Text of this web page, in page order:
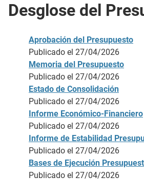
Desglose del
Aprobación del Presupuesto
Publicado el 27/04/2026
Memoria del Presupuesto
Publicado el 27/04/2026
Estado de Consolidación
Publicado el 27/04/2026
Informe Económico-Financiero
Publicado el 27/04/2026
Informe de Estabilidad
Publicado el 27/04/2026
Bases de Ejecución
Publicado el 27/04/2026